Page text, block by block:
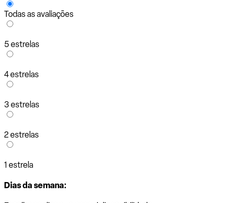
Todas as avaliações
5 estrelas
4 estrelas
3 estrelas
2 estrelas
1 estrela
Dias da semana: